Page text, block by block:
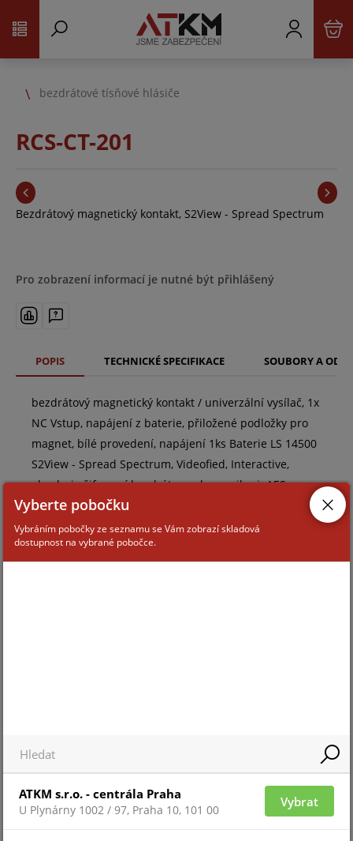
bezdrátové tísňové hlásiče
RCS-CT-201
Bezdrátový magnetický kontakt, S2View - Spread Spectrum
Pro zobrazení informací je nutné být přihlášený
POPIS TECHNICKÉ SPECIFIKACE SOUBORY A
bezdrátový magnetický kontakt / univerzální vysílač, 1x
NC Vstup, napájení z baterie, přiložené podložky pro
magnet, bílé provedení, napájení 1ks Baterie LS 14500
S2View - Spread Spectrum, Videofied, Interactive,
obsahuje šifrovací bezdrátovou komunikaci: AES
Encrypted Wireless technology
Vyberte pobočku
Vybráním pobočky ze seznamu se Vám zobrazí skladová
dostupnost na vybrané pobočce.
ATKM s.r.o. - centrála Praha
U Plynárny 1002 / 97, Praha 10, 101 00
Vybrat